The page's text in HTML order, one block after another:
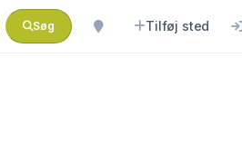
Søg Tilføj sted